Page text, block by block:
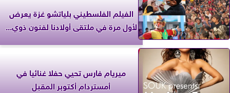
الفيلم الفلسطيني بلياتشو غزة يعرض
لأول مرة في ملتقى أولادنا لفنون ذوي...
ميريام فارس تحيي حفلا غنائيا في
أمستردام أكتوبر المقبل